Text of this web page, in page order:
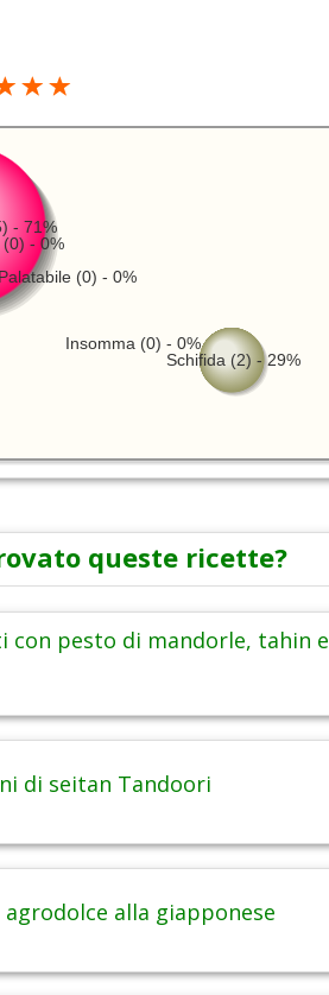
- 71%
Schifida (2) - 29%
Insomma (0) - 0%
(0) - 0%
- 0%
queste ricette?
con pesto di mandorle, tahin e
di seitan Tandoori
agrodolce alla giapponese